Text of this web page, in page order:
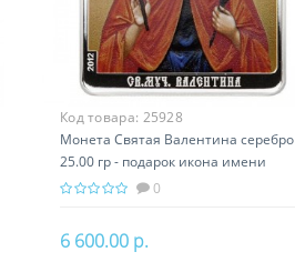
Код товара: 25928
Монета Святая Валентина серебро
25.00 гр - подарок икона имени
0
6 600.00 р.